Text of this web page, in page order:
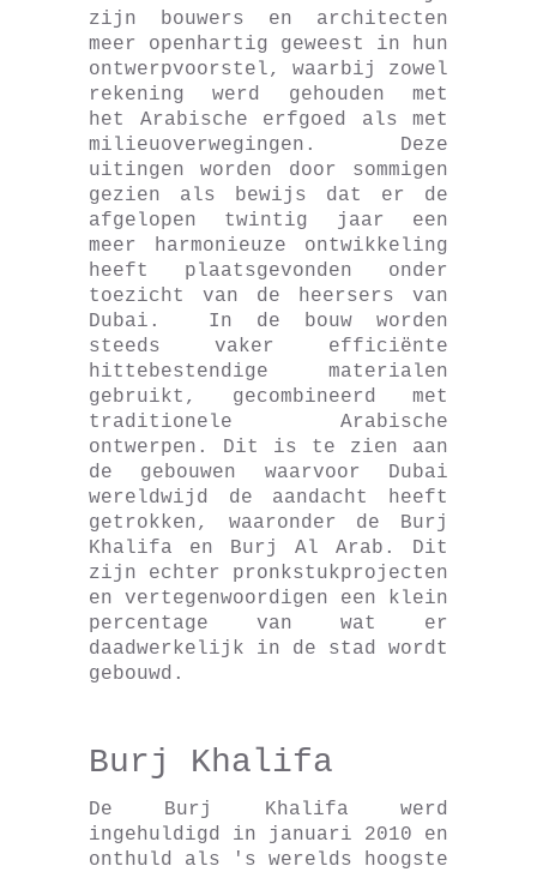
zijn bouwers en architecten
meer openhartig geweest in hun
ontwerpvoorstel, waarbij zowel
rekening werd gehouden met
het Arabische erfgoed als met
milieuoverwegingen. Deze
uitingen worden door sommigen
gezien als bewijs dat er de
afgelopen twintig jaar een
meer harmonieuze ontwikkeling
heeft plaatsgevonden onder
toezicht van de heersers van
Dubai. In de bouw worden
steeds vaker efficiënte
hittebestendige materialen
gebruikt, gecombineerd met
traditionele Arabische
ontwerpen. Dit is te zien aan
de gebouwen waarvoor Dubai
wereldwijd de aandacht heeft
getrokken, waaronder de Burj
Khalifa en Burj Al Arab. Dit
zijn echter pronkstukprojecten
en vertegenwoordigen een klein
percentage van wat er
daadwerkelijk in de stad wordt
gebouwd.
Burj Khalifa
De Burj Khalifa werd
ingehuldigd in januari 2010 en
onthuld als 's werelds hoogste